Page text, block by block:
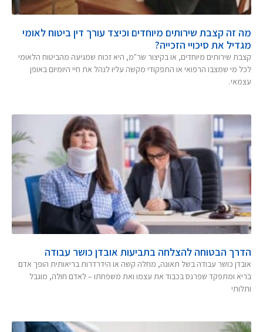
מה זה קצבת שירותים מיוחדים וכיצד עורך דין ביטוח לאומי
מגדיל את סיכויי הזכייה?
קצבת שירותים מיוחדים, או בקיצור שר"מ, היא זכות שמגיעה מהביטוח הלאומי
לכל מי שמצבו הרפואי או התפקודי מקשה עליו לנהל את חיי היומיום באופן
עצמאי.
הדרך הבטוחה להצלחה בתביעות אובדן כושר עבודה
אובדן כושר עבודה בשל תאונה, מחלה קשה או הידרדרות בריאותית הופך אדם
בריא ומתפקד שפרנס בכבוד את עצמו ואת משפחתו – לאדם חולה, מוגבל
ותלותי